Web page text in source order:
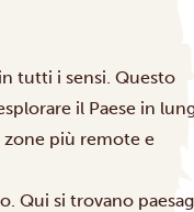
tutti i sensi. Questo
il Paese in
zone più remote e
. Qui si trovano